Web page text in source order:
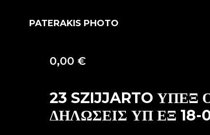
PATERAKIS PHOTO
23 SZIJJARTO ΥΠΕΞ
ΔΗΛΩΣΕΙΣ ΥΠ ΕΞ 18-
0,00 €